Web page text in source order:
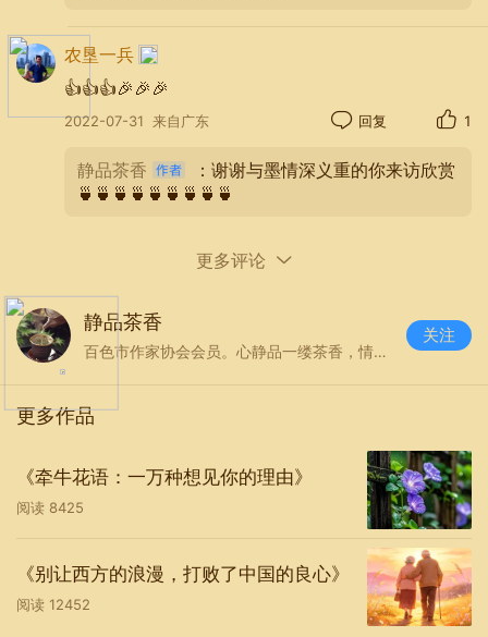
不觉已夕阳西下
农垦一兵
👍👍👍🎉🎉🎉
2022-07-31 来自广东 回复 1
静品茶香
：谢谢与墨情深义重的你来访欣赏
🍵🍵🍵🍵🍵🍵🍵🍵🍵
更多评论
静品茶香
百色市作家协会会员。心静品一缕茶香，情闲涂半点墨色。
关注
更多作品
《牵牛花语：一万种想见你的理由》
阅读 8425
《别让西方的浪漫，打败了中国的良心》
阅读 12452